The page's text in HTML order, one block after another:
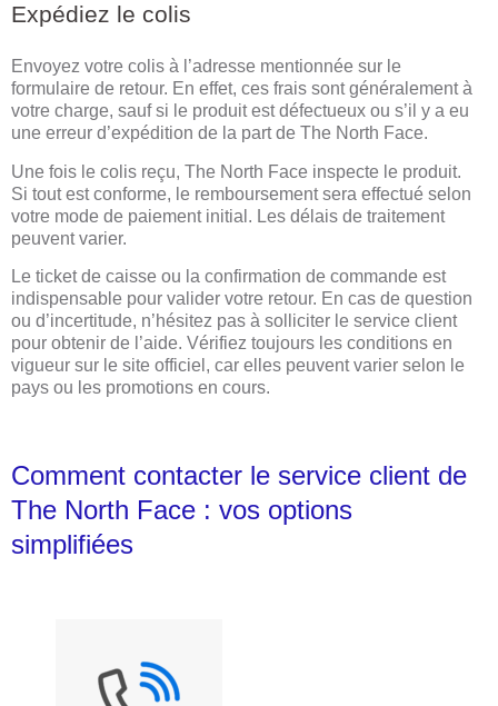
Expédiez le colis
Envoyez votre colis à l’adresse mentionnée sur le
formulaire de retour. En effet, ces frais sont généralement à
votre charge, sauf si le produit est défectueux ou s’il y a eu
une erreur d’expédition de la part de The North Face.
Une fois le colis reçu, The North Face inspecte le produit.
Si tout est conforme, le remboursement sera effectué selon
votre mode de paiement initial. Les délais de traitement
peuvent varier.
Le ticket de caisse ou la confirmation de commande est
indispensable pour valider votre retour. En cas de question
ou d’incertitude, n’hésitez pas à solliciter le service client
pour obtenir de l’aide. Vérifiez toujours les conditions en
vigueur sur le site officiel, car elles peuvent varier selon le
pays ou les promotions en cours.
Comment contacter le service client de
The North Face : vos options
simplifiées